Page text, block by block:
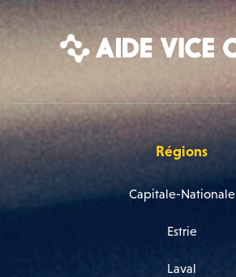
Régions
Capitale-Nationale
Estrie
Laval